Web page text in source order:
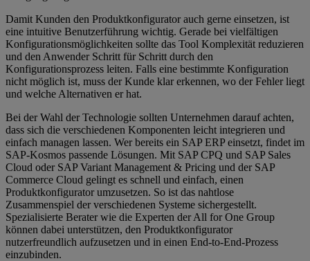
Damit Kunden den Produktkonfigurator auch gerne einsetzen, ist
eine intuitive Benutzerführung wichtig. Gerade bei vielfältigen
Konfigurationsmöglichkeiten sollte das Tool Komplexität reduzieren
und den Anwender Schritt für Schritt durch den
Konfigurationsprozess leiten. Falls eine bestimmte Konfiguration
nicht möglich ist, muss der Kunde klar erkennen, wo der Fehler liegt
und welche Alternativen er hat.
Bei der Wahl der Technologie sollten Unternehmen darauf achten,
dass sich die verschiedenen Komponenten leicht integrieren und
einfach managen lassen. Wer bereits ein SAP ERP einsetzt, findet im
SAP-Kosmos passende Lösungen. Mit SAP CPQ und SAP Sales
Cloud oder SAP Variant Management & Pricing und der SAP
Commerce Cloud gelingt es schnell und einfach, einen
Produktkonfigurator umzusetzen. So ist das nahtlose
Zusammenspiel der verschiedenen Systeme sichergestellt.
Spezialisierte Berater wie die Experten der All for One Group
können dabei unterstützen, den Produktkonfigurator
nutzerfreundlich aufzusetzen und in einen End-to-End-Prozess
einzubinden.